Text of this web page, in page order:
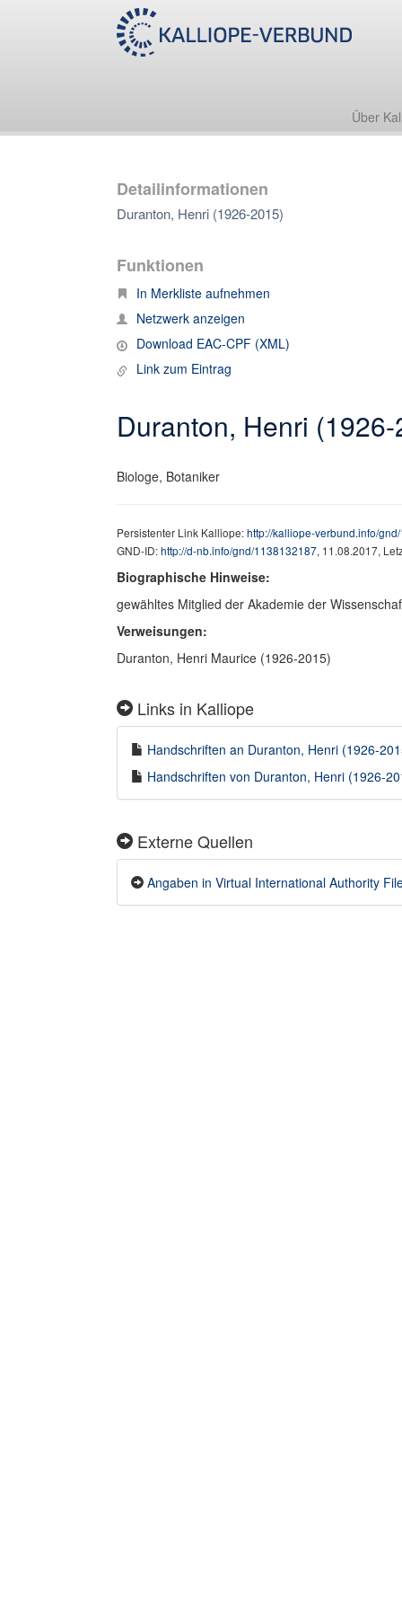
Über
Detailinformationen
Duranton, Henri (1926-2015)
Funktionen
In Merkliste aufnehmen
Netzwerk anzeigen
Download EAC-CPF (XML)
Link zum Eintrag
Duranton, Henri
Biologe, Botaniker
Persistenter Link Kalliope:http://kalliope-verbund.info/
GND-ID:http://d-nb.info/gnd/1138132187, 11.08.2017,
Biographische Hinweise:
gewähltes Mitglied der Akademie der
Verweisungen:
Duranton, Henri Maurice (1926-2015)
Links in Kalliope
Handschriften an Duranton, Henri (1926-
Handschriften von Duranton, Henri (1926-
Externe Quellen
Angaben in Virtual International Authority